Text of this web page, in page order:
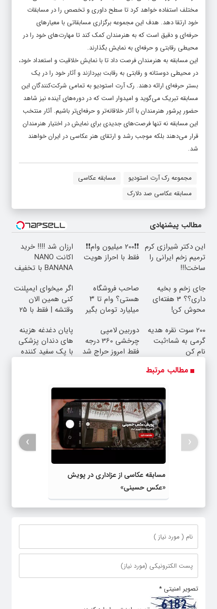
مختلف استفاده خواهد کرد تا سطح داوری و تخصص را در مسابقات
خود ارتقا دهد. هدف این مجموعه برگزاری مسابقاتی با معیارهای
حرفه‌ای و دقیق است که به هنرمندان کمک کند تا مهارت‌های خود را در
محیطی رقابتی و حرفه‌ای به نمایش بگذارند.
این مسابقه به هنرمندان فرصت داد تا با نمایش خلاقیت و استعداد خود،
در محیطی دوستانه و رقابتی به رقابت بپردازند و آثار خود را در یک
بستر حرفه‌ای ارائه دهند. رک آرت استودیو به تمامی شرکت‌کنندگان این
مسابقه تبریک می‌گوید و امیدوار است که در دوره‌های آینده نیز شاهد
حضور پرشور هنرمندان با آثار خلاقانه‌تر و حرفه‌ای‌تر باشیم. آثار منتخب
این مسابقه نه تنها فرصت‌های جدیدی برای نمایش در اختیار هنرمندان
قرار می‌دهند بلکه موجب رشد و ارتقای هنر عکاسی در ایران خواهند
شد.
مجموعه رک آرت استودیو
مسابقه عکاسی
مسابقه عکاسی صد دلارک
مطالب پیشنهادی
این دکتر شیرازی کرم
ترمیم زخم ایرانی را
ساخت!!!
❗❗200 میلیون وام❗❗
فقط با احراز هویت
ارزان شد !!!! خرید
اکانت NANO
BANANA با تخفیف
جای زخم و بخیه
داری؟؟ 3 هفته‌ای
محوش کن!
صاحب فروشگاه
هستی؟ وام تا ۳
میلیارد تومان بگیر
اگر میخوای ایمپلنت
کنی همین الان
وقتشه | فقط با ۲۵
200 سوت نقره هدیه
گرمی به شما؛ثبت
نام کن
دوربین لامپی
چرخشی 360 درجه
فقط امروز حراج شد
پایان دغدغه هزینه
های دندان پزشکی
با پک سفید کننده
مطالب مرتبط
مسابقه عکاسی از عزاداری در پویش
«عکس حسینی»
‹
›
تصویر امنیتی *